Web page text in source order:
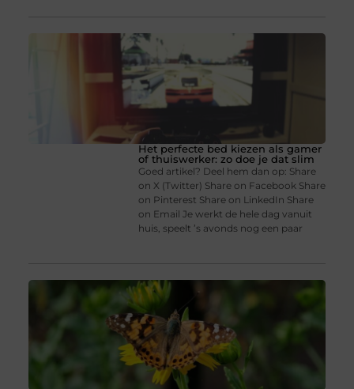
Het perfecte bed kiezen als gamer
of thuiswerker: zo doe je dat slim
Goed artikel? Deel hem dan op: Share
on X (Twitter) Share on Facebook Share
on Pinterest Share on LinkedIn Share
on Email Je werkt de hele dag vanuit
huis, speelt ’s avonds nog een paar